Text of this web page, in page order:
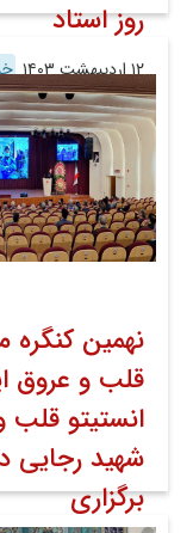
روز استاد
۱۲ اردیبهشت ۱۴۰۳
روابط عمومی اخبار
نهمین
قلب و عروق
انستیتو قلب
شهید رجایی
برگزاری